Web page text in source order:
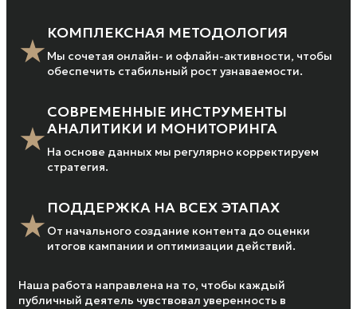
★ КОМПЛЕКСНАЯ МЕТОДОЛОГИЯ
Мы сочетая онлайн- и офлайн-активности, чтобы
обеспечить стабильный рост узнаваемости.
★
СОВРЕМЕННЫЕ ИНСТРУМЕНТЫ
АНАЛИТИКИ И МОНИТОРИНГА
На основе данных мы регулярно корректируем
стратегия.
★ ПОДДЕРЖКА НА ВСЕХ ЭТАПАХ
От начального создание контента до оценки
итогов кампании и оптимизации действий.
Наша работа направлена на то, чтобы каждый
публичный деятель чувствовал уверенность в